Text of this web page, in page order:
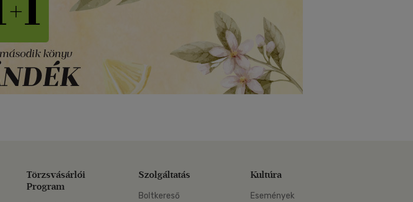
Törzsvásárlói
Program
Szolgáltatás
Boltkereső
Kultúra
Események